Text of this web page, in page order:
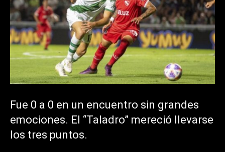
Fue 0 a 0 en un encuentro sin grandes
emociones. El “Taladro” mereció llevarse
los tres puntos.